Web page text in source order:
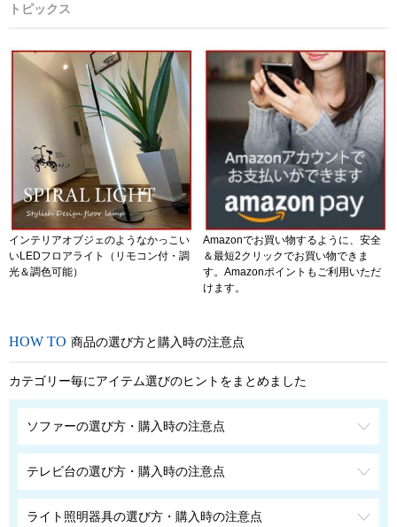
トピックス
インテリアオブジェのようなかっこい
いLEDフロアライト（リモコン付・調
光＆調色可能）
Amazonでお買い物するように、安全
＆最短2クリックでお買い物できま
す。Amazonポイントもご利用いただ
けます。
商品の選び方と購入時の注意点
カテゴリー毎にアイテム選びのヒントをまとめました
ソファーの選び方・購入時の注意点
テレビ台の選び方・購入時の注意点
ライト照明器具の選び方・購入時の注意点